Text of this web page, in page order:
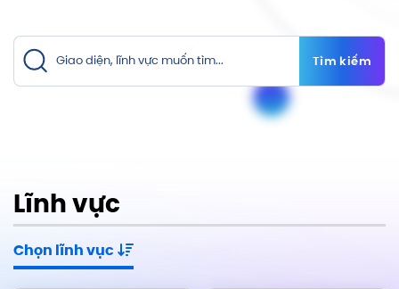
Tìm kiếm
Lĩnh vực
Chọn lĩnh vục